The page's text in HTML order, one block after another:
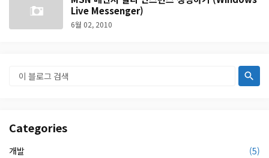
Live Messenger)
6월 02, 2010
Categories
개발
(5)